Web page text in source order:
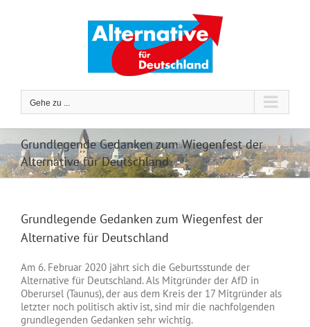
Gehe zu ...
Grundlegende Gedanken zum Wiegenfest der
Alternative für Deutschland
Grundlegende Gedanken zum Wiegenfest der
Alternative für Deutschland
Am 6. Februar 2020 jährt sich die Geburtsstunde der
Alternative für Deutschland. Als Mitgründer der AfD in
Oberursel (Taunus), der aus dem Kreis der 17 Mitgründer als
letzter noch politisch aktiv ist, sind mir die nachfolgenden
grundlegenden Gedanken sehr wichtig.